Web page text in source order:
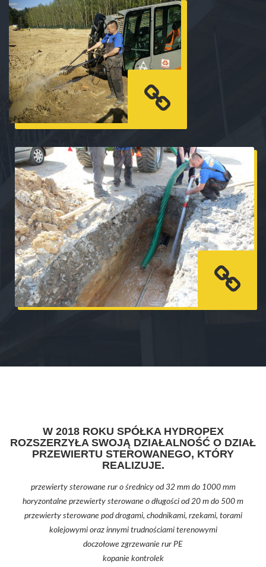
W 2018 ROKU SPÓŁKA HYDROPEX
ROZSZERZYŁA SWOJĄ DZIAŁALNOŚĆ O DZIAŁ
PRZEWIERTU STEROWANEGO, KTÓRY
REALIZUJE.
przewierty sterowane rur o średnicy od 32 mm do 1000 mm
horyzontalne przewierty sterowane o długości od 20 m do 500 m
przewierty sterowane pod drogami, chodnikami, rzekami, torami
kolejowymi oraz innymi trudnościami terenowymi
doczołowe zgrzewanie rur PE
kopanie kontrolek